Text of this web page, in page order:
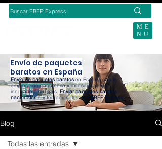
ME
NU
Envío de paquetes
baratos en España
Envío de paquetes baratos en España con la
empresa de paquetería y mensajería más
innovadora del país. Enviar paquetes baratos
nacionalese internacionales con EBEP Express.
Blog
Todas las entradas